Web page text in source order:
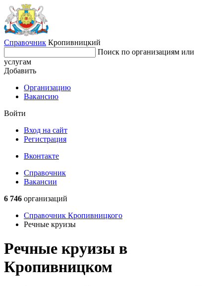
Справочник Кропивницкий
Поиск по организациям или
услугам
Добавить
Организацию
Вакансию
Войти
Вход на сайт
Регистрация
Вконтакте
Справочник
Вакансии
6 746 организаций
Справочник Кропивницкого
Речные круизы
Речные круизы в
Кропивницком